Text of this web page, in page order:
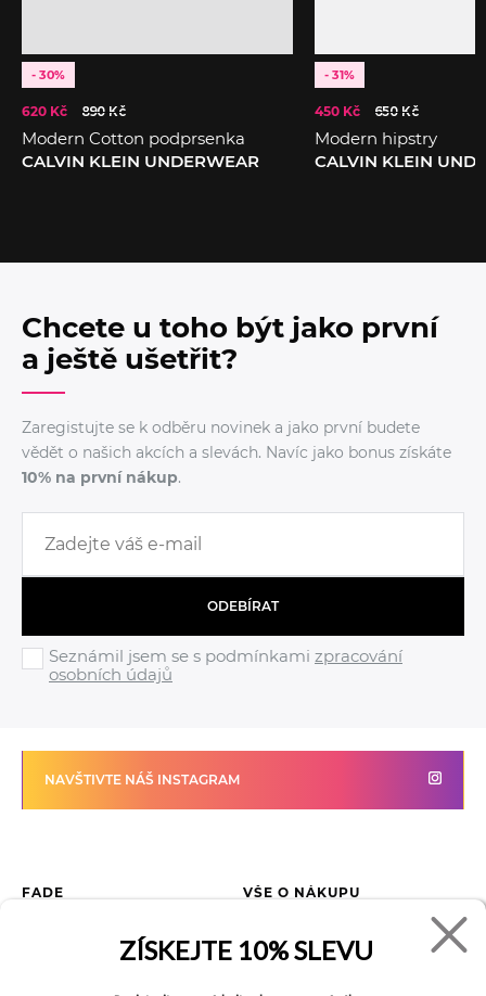
- 30%
620 Kč 890 Kč
Modern Cotton podprsenka
CALVIN KLEIN UNDERWEAR
- 31%
450 Kč 650 Kč
Modern hipstry
CALVIN KLEIN
Chcete u toho být jako první
a ještě ušetřit?
Zaregistujte se k odběru novinek a jako první budete
vědět o našich akcích a slevách. Navíc jako bonus získáte
10% na první nákup.
ODEBÍRAT
Seznámil jsem se s podmínkami zpracování
osobních údajů
NAVŠTIVTE NÁŠ INSTAGRAM
FADE
VŠE O NÁKUPU
Jak reklamovat zboží
Tabulka velikostí
ZÍSKEJTE 10% SLEVU